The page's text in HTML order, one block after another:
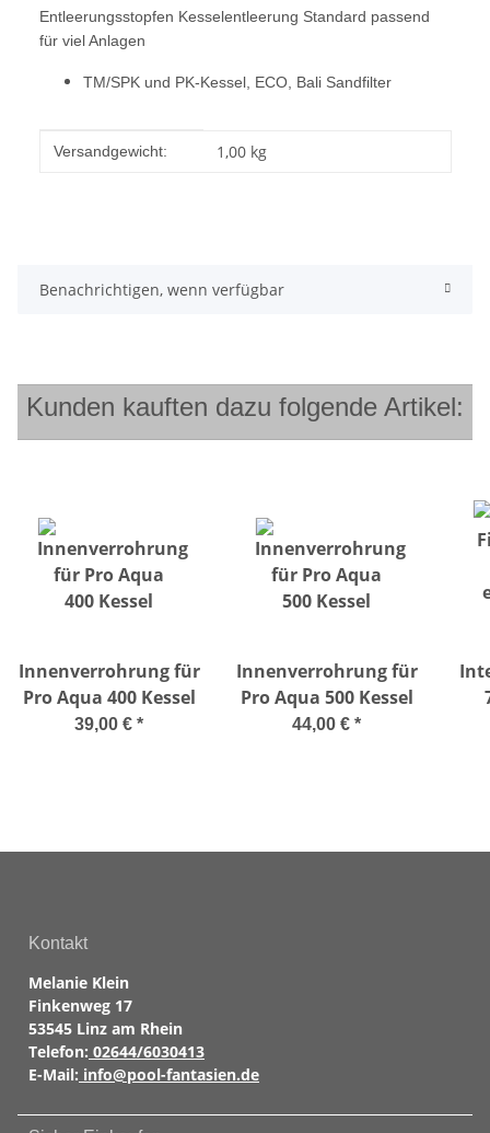
Entleerungsstopfen Kesselentleerung Standard passend
für viel Anlagen
TM/SPK und PK-Kessel, ECO, Bali Sandfilter
Produkteigenschaft
Wert
Versandgewicht: 1,00 kg
Benachrichtigen, wenn verfügbar
Kunden kauften dazu folgende Artikel:
Innenverrohrung für
Pro Aqua 400 Kessel
39,00 € *
Innenverrohrung für
Pro Aqua 500 Kessel
44,00 € *
Kontakt
Melanie Klein
Finkenweg 17
53545 Linz am Rhein
Telefon: 02644/6030413
E-Mail: info@pool-fantasien.de